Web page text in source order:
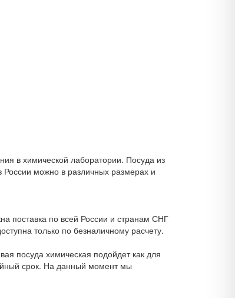
в химической лаборатории. Посуда из
России можно в различных размерах и
поставка по всей России и странам СНГ
только по безналичному расчету.
посуда химическая подойдет как для
срок. На данный момент мы